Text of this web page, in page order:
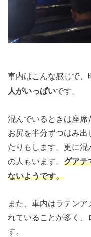
車内はこんな感じで
人がいっぱいです。
混んでいるときは座
お尻を半分ずつはみ
たりもします。更に
の人もいます。グアテ
ないようです。
また、車内はラテン
れていることが多く、
す。